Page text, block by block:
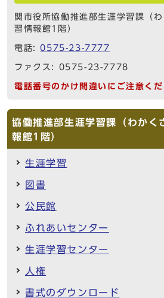
関市役所協働推進部生涯学習課（
習情報館1階）
電話:0575-23-7777
ファクス: 0575-23-7778
電話番号のかけ間違いにご注意くだ
協働推進部生涯学習課（わか
報館1階）
生涯学習
図書
公民館
ふれあいセンター
生涯学習センター
人権
書式のダウンロード